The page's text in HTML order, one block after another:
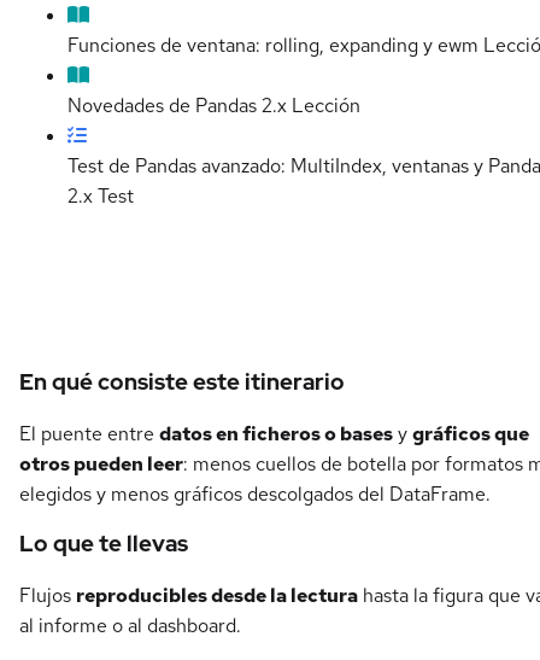
Funciones de ventana: rolling, expanding y ewm
Novedades de Pandas 2.x Lección
Test de Pandas avanzado: MultiIndex, ventanas y
2.xTest
Detalles del curso
En qué consiste este itinerario
El puente entre datos en ficheros o basesygráficos que
otros pueden leer: menos cuellos de botella por formatos
elegidos y menos gráficos descolgados del DataFrame.
Lo que te llevas
Flujos reproducibles desde la lectura hasta la figura que
al informe o al dashboard.